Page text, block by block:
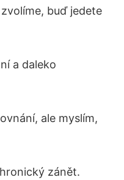
buď jedete
a daleko
ale myslím,
zánět.